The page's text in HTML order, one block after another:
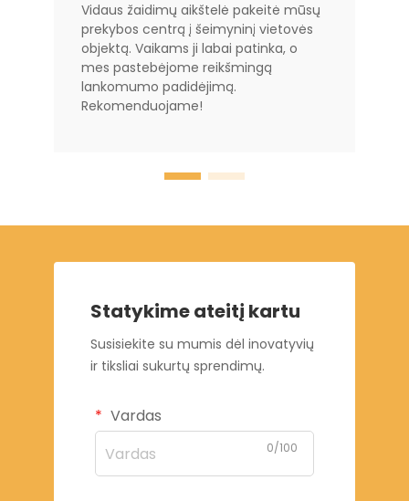
Vidaus žaidimų aikštelė pakeitė mūsų
prekybos centrą į šeimyninį vietovės
objektą. Vaikams ji labai patinka, o
mes pastebėjome reikšmingą
lankomumo padidėjimą.
Rekomenduojame!
Statykime ateitį kartu
Susisiekite su mumis dėl inovatyvių
ir tiksliai sukurtų sprendimų.
Vardas
0/100